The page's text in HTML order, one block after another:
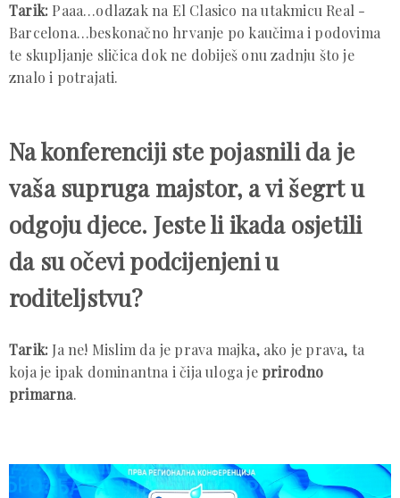
Tarik: Paaa…odlazak na El Clasico na utakmicu Real -
Barcelona…beskonačno hrvanje po kaučima i podovima
te skupljanje sličica dok ne dobiješ onu zadnju što je
znalo i potrajati.
Na konferenciji ste pojasnili da je
vaša supruga majstor, a vi šegrt u
odgoju djece. Jeste li ikada osjetili
da su očevi podcijenjeni u
roditeljstvu?
Tarik: Ja ne! Mislim da je prava majka, ako je prava, ta
koja je ipak dominantna i čija uloga jeprirodno
primarna.